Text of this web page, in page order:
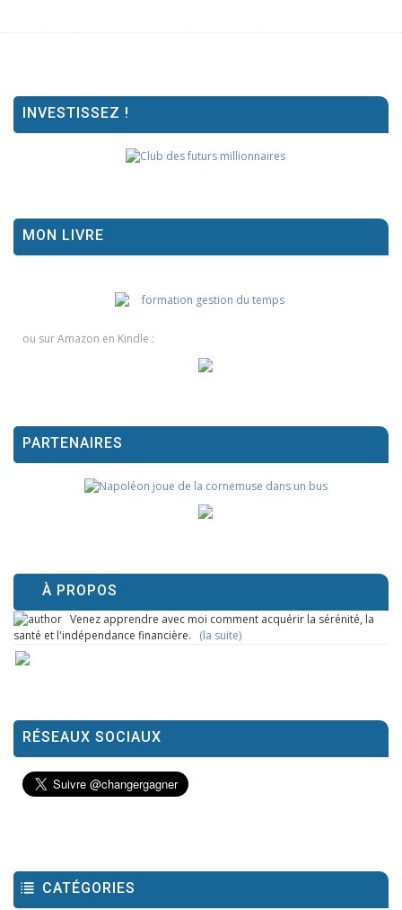
INVESTISSEZ !
MON LIVRE
ou sur Amazon en Kindle :
PARTENAIRES
À PROPOS
Venez apprendre avec moi comment acquérir la sérénité, la
santé et l'indépendance financière. (la suite)
RÉSEAUX SOCIAUX
CATÉGORIES